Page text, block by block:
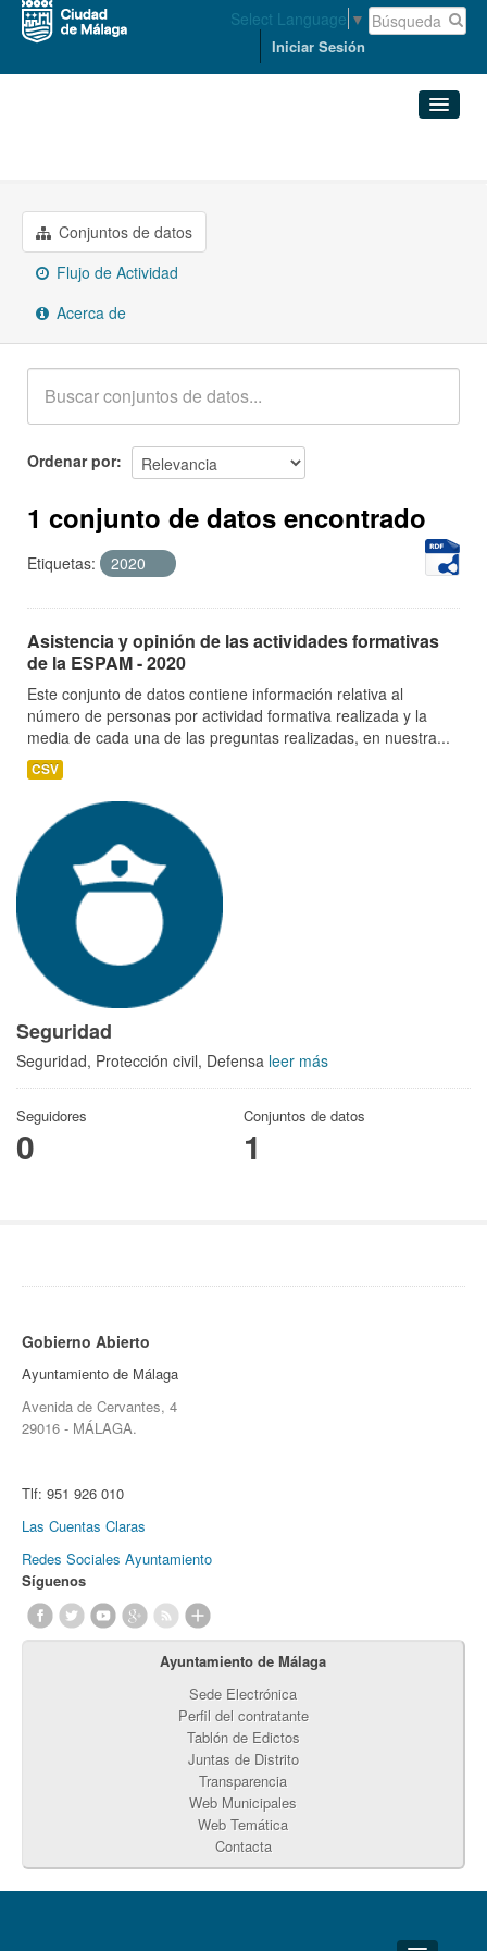
Select Language ▼
Iniciar Sesión
Organizaciones
Grupos
Acerca de
Conjuntos de datos
Flujo de Actividad
Acerca de
Ordenar por
1 conjunto de datos encontrado
Etiquetas: 2020
Asistencia y opinión de las actividades formativas
de la ESPAM - 2020
Este conjunto de datos contiene información relativa al
número de personas por actividad formativa realizada y la
media de cada una de las preguntas realizadas, en nuestra...
CSV
Seguridad
Seguridad, Protección civil, Defensa leer más
Seguidores
0
Conjuntos de datos
1
Gobierno Abierto
Ayuntamiento de Málaga
Avenida de Cervantes, 4
29016 - MÁLAGA.
Tlf: 951 926 010
Las Cuentas Claras
Redes Sociales Ayuntamiento
Síguenos
Ayuntamiento de Málaga
Sede Electrónica
Perfil del contratante
Tablón de Edictos
Juntas de Distrito
Transparencia
Web Municipales
Web Temática
Contacta